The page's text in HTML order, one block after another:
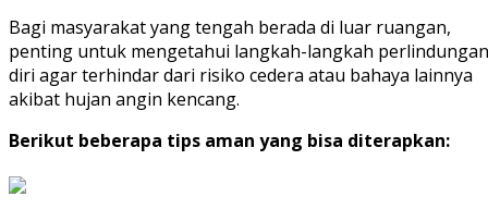
Bagi masyarakat yang tengah berada di luar ruangan,
penting untuk mengetahui langkah-langkah perlindungan
diri agar terhindar dari risiko cedera atau bahaya lainnya
akibat hujan angin kencang.
Berikut beberapa tips aman yang bisa diterapkan: